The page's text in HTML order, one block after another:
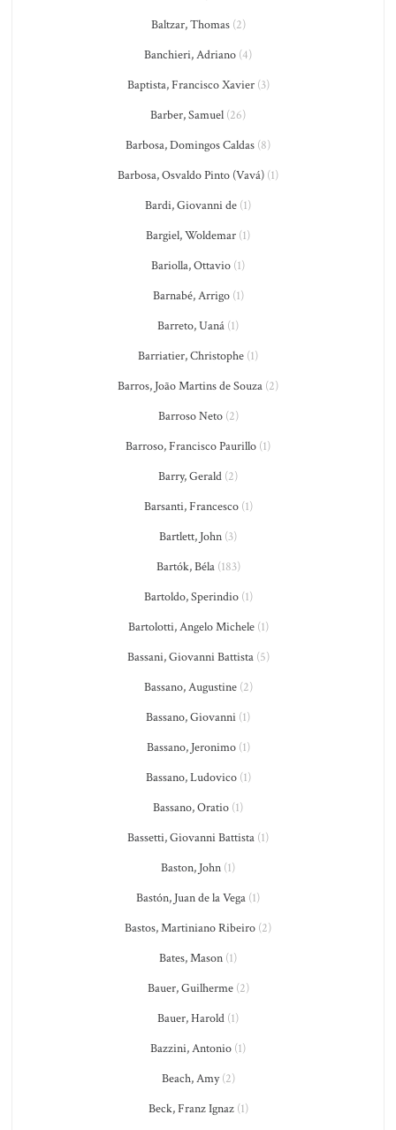
Baltzar, Thomas(2)
Banchieri, Adriano (4)
Baptista, Francisco Xavier(3)
Barber, Samuel (26)
Barbosa, Domingos Caldas (8)
Barbosa, Osvaldo Pinto (Vavá) (1)
Bardi, Giovanni de (1)
Bargiel, Woldemar (1)
Bariolla, Ottavio (1)
Barnabé, Arrigo(1)
Barreto, Uaná (1)
Barriatier, Christophe (1)
Barros, João Martins de Souza (2)
Barroso Neto(2)
Barroso, Francisco Paurillo (1)
Barry, Gerald (2)
Barsanti, Francesco(1)
Bartlett, John (3)
Bartók, Béla(183)
Bartoldo, Sperindio(1)
Bartolotti, Angelo Michele(1)
Bassani, Giovanni Battista(5)
Bassano, Augustine(2)
Bassano, Giovanni (1)
Bassano, Jeronimo(1)
Bassano, Ludovico(1)
Bassano, Oratio (1)
Bassetti, Giovanni Battista (1)
Baston, John (1)
Bastón, Juan de la Vega (1)
Bastos, Martiniano Ribeiro (2)
Bates, Mason (1)
Bauer, Guilherme(2)
Bauer, Harold (1)
Bazzini, Antonio (1)
Beach, Amy(2)
Beck, Franz Ignaz(1)